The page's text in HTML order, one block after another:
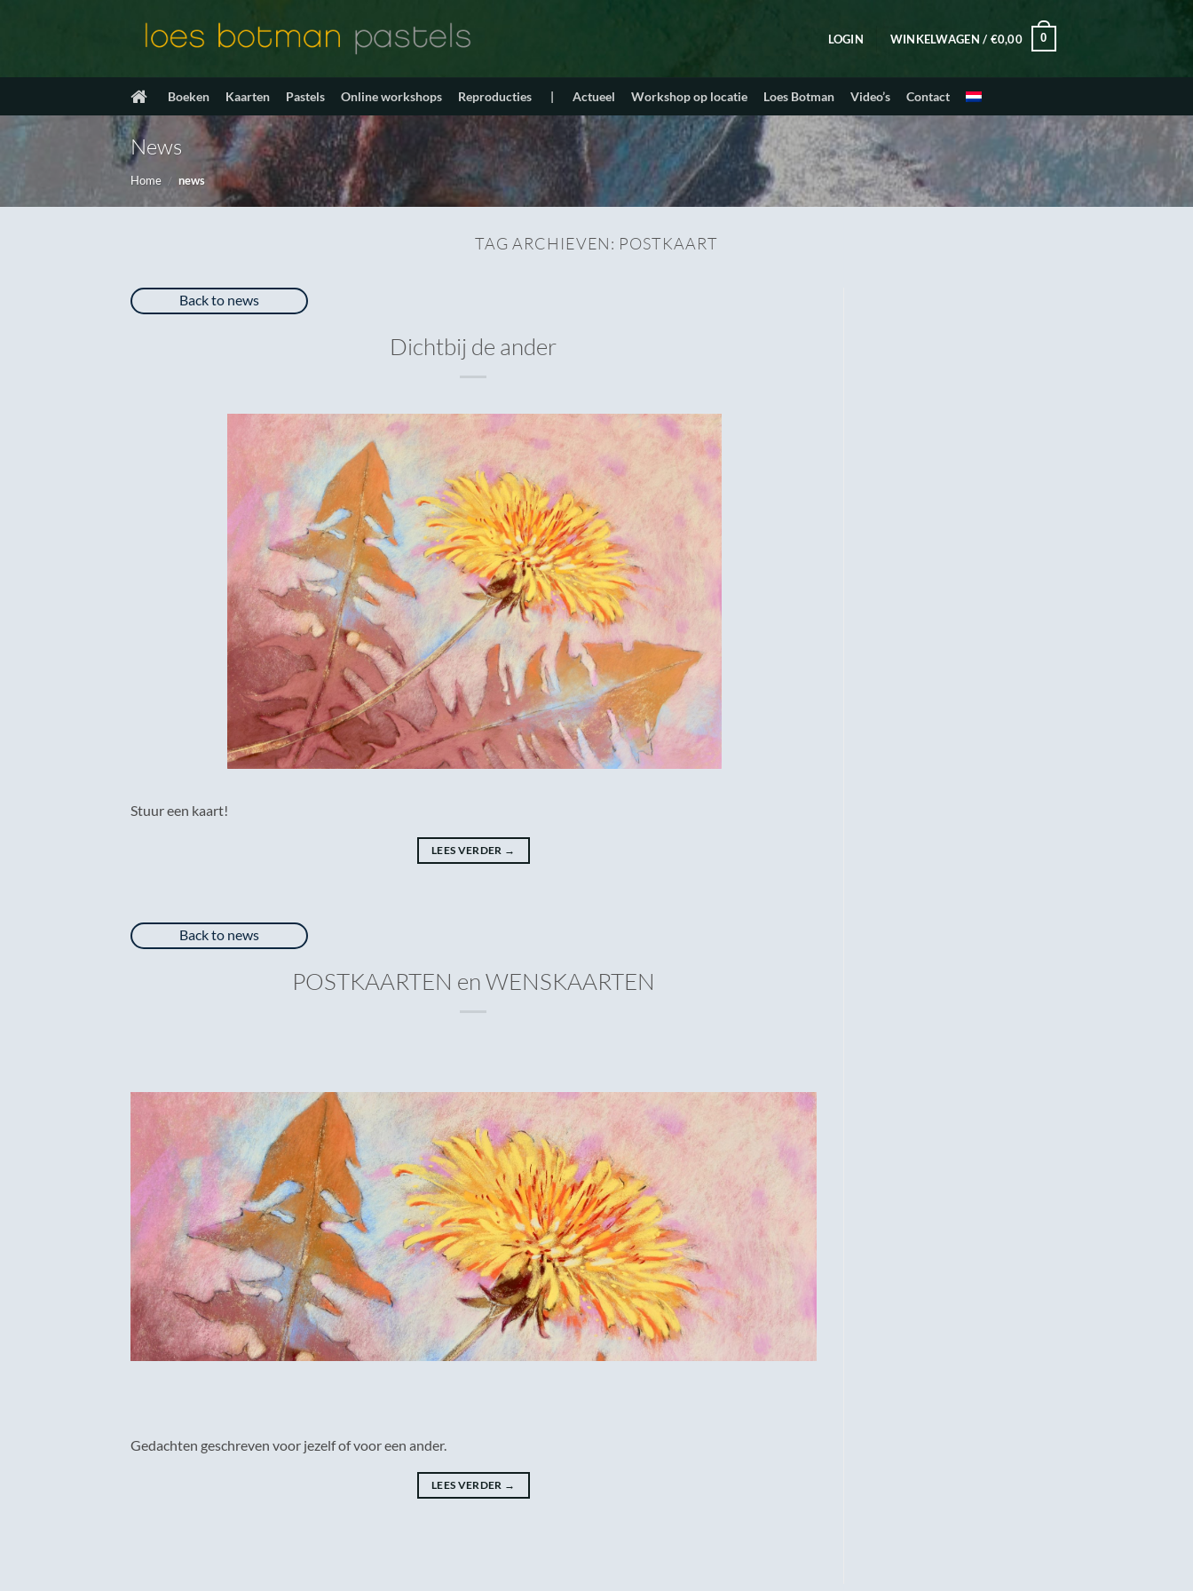
LOGIN WINKELWAGEN / €0,00 0
Boeken Kaarten Pastels Online workshops Reproducties | Actueel Workshop op locatie Loes Botman Video’s Contact
News
Home / news
TAG ARCHIEVEN: POSTKAART
Back to news
Dichtbij de ander
Stuur een kaart!
LEES VERDER →
Back to news
POSTKAARTEN en WENSKAARTEN
Gedachten geschreven voor jezelf of voor een ander.
LEES VERDER →